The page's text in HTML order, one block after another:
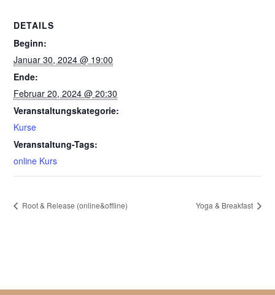
DETAILS
Beginn:
Januar 30, 2024 @ 19:00
Ende:
Februar 20, 2024 @ 20:30
Veranstaltungskategorie:
Kurse
Veranstaltung-Tags:
online Kurs
Root & Release (online&offline) Yoga & Breakfast